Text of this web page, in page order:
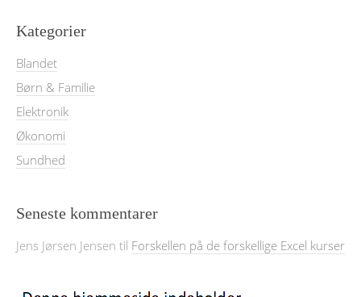
Kategorier
Blandet
Børn & Familie
Elektronik
Økonomi
Sundhed
Seneste kommentarer
Jens Jørsen Jensen til Forskellen på de forskellige Excel kurser